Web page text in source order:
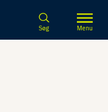
Søg Menu